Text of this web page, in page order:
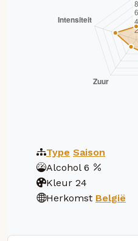
Type Saison
Alcohol 6
Kleur 24
Herkomst België